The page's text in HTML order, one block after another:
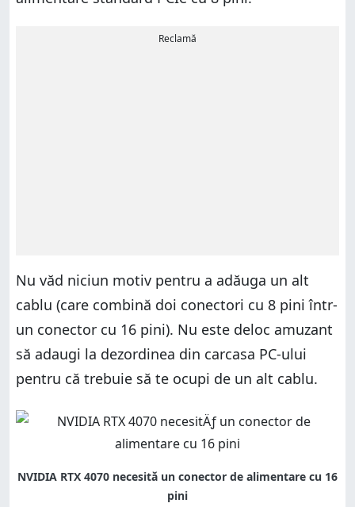
Reclamă
Nu văd niciun motiv pentru a adăuga un alt
cablu (care combină doi conectori cu 8 pini într-
un conector cu 16 pini). Nu este deloc amuzant
să adaugi la dezordinea din carcasa PC-ului
pentru că trebuie să te ocupi de un alt cablu.